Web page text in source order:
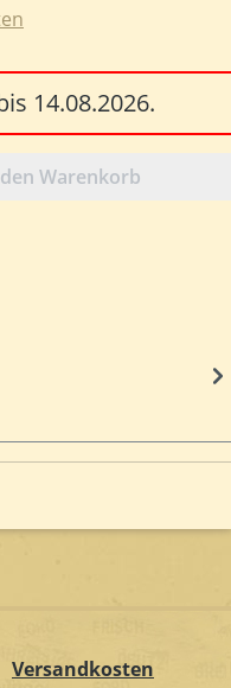
14.08.2026.
Warenkorb
Versandkosten